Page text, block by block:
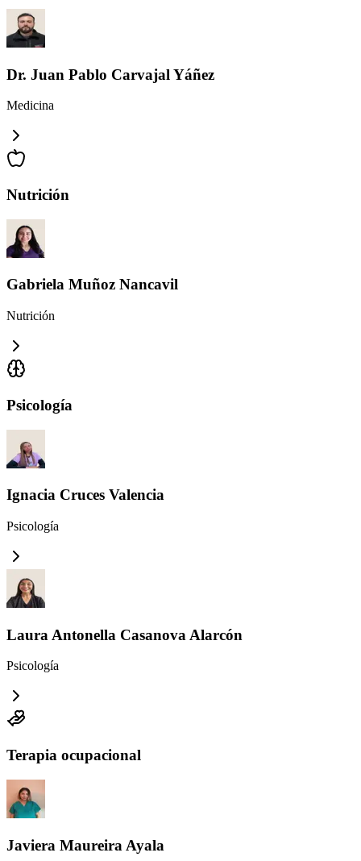
Dr. Juan Pablo Carvajal Yáñez
Medicina
Nutrición
Gabriela Muñoz Nancavil
Nutrición
Psicología
Ignacia Cruces Valencia
Psicología
Laura Antonella Casanova Alarcón
Psicología
Terapia ocupacional
Javiera Maureira Ayala